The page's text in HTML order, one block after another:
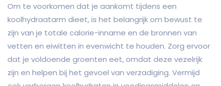
Om te voorkomen dat je aankomt tijdens een
koolhydraatarm dieet, is het belangrijk om bewust te
zijn van je totale calorie-inname en de bronnen van
vetten en eiwitten in evenwicht te houden. Zorg ervoor
dat je voldoende groenten eet, omdat deze vezelrijk
zijn en helpen bij het gevoel van verzadiging. Vermijd